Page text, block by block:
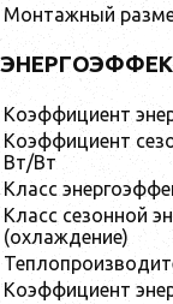
Монтажный
Коэффициент
Коэффициент
Вт/Вт
Класс
Класс сезонной
(охлаждение)
Коэффициент